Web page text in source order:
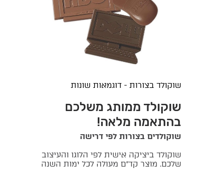
שוקולד בצורות - דוגמאות שונות
שוקולד ממותג משלכם
בהתאמה מלאה!
שוקולדים בצורות לפי דרישה
שוקולד ביציקה אישית לפי הלוגו והעיצוב
שלכם. מוצר קד"ם מעולה לכל ימות השנה